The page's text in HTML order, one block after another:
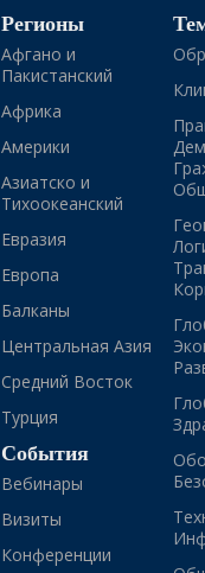
Регионы
Афгано и
Пакистанский
Африка
Америки
Азиатско и
Тихоокеанский
Евразия
Европа
Балканы
Центральная Азия
Средний Восток
Турция
События
Вебинары
Визиты
Конференции